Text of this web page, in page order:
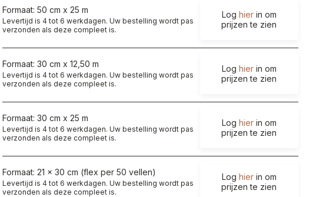
Formaat: 50 cm x 25 m
Levertijd is 4 tot 6 werkdagen. Uw bestelling wordt pas
verzonden als deze compleet is.
Log hierin om
prijzen te zien
Formaat: 30 cm x 12,50 m
Levertijd is 4 tot 6 werkdagen. Uw bestelling wordt pas
verzonden als deze compleet is.
Log hierin om
prijzen te zien
Formaat: 30 cm x 25 m
Levertijd is 4 tot 6 werkdagen. Uw bestelling wordt pas
verzonden als deze compleet is.
Log hierin om
prijzen te zien
Formaat: 21 x 30 cm (flex per 50 vellen)
Levertijd is 4 tot 6 werkdagen. Uw bestelling wordt pas
verzonden als deze compleet is.
Log hierin om
prijzen te zien